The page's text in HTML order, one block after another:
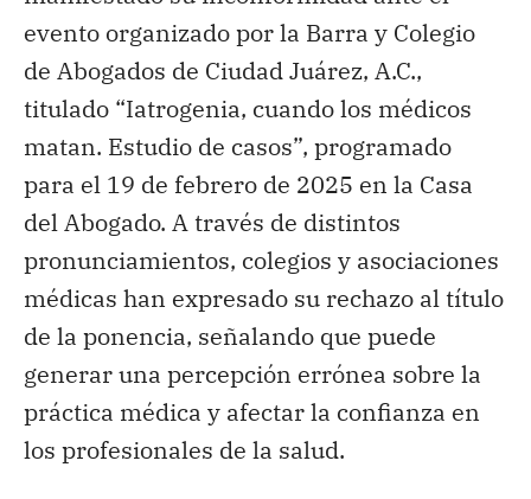
evento organizado por la Barra y Colegio
de Abogados de Ciudad Juárez, A.C.,
titulado “Iatrogenia, cuando los médicos
matan. Estudio de casos”, programado
para el 19 de febrero de 2025 en la Casa
del Abogado. A través de distintos
pronunciamientos, colegios y asociaciones
médicas han expresado su rechazo al título
de la ponencia, señalando que puede
generar una percepción errónea sobre la
práctica médica y afectar la confianza en
los profesionales de la salud.